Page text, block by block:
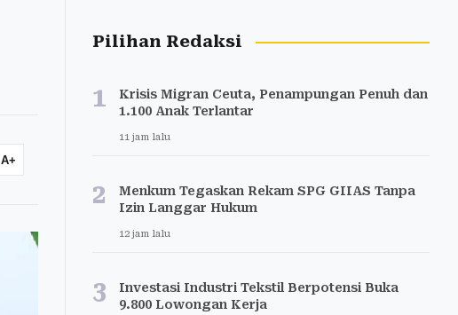
A+
Pilihan Redaksi
1
Krisis Migran Ceuta, Penampungan Penuh dan
1.100 Anak Terlantar
11 jam lalu
2
Menkum Tegaskan Rekam SPG GIIAS Tanpa
Izin Langgar Hukum
12 jam lalu
3
Investasi Industri Tekstil Berpotensi Buka
9.800 Lowongan Kerja